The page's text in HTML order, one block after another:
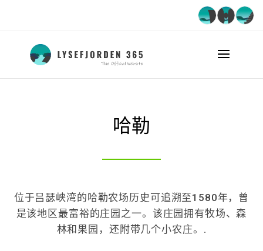
哈勒
位于吕瑟峡湾的哈勒农场历史可追溯至1580年，曾
是该地区最富裕的庄园之一。该庄园拥有牧场、森
林和果园，还附带几个小农庄。.